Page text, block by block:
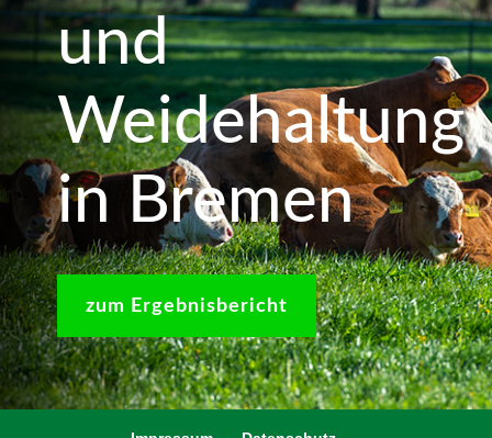
und
Weidehaltung
in Bremen
zum Ergebnisbericht